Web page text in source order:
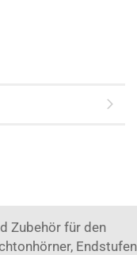
Zubehör für den
Endstufen